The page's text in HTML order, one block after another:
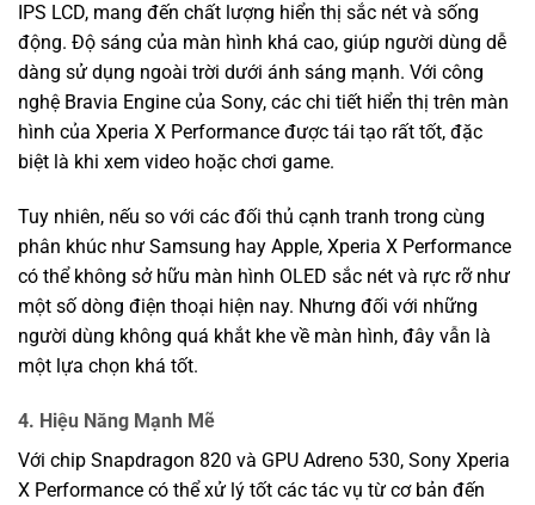
IPS LCD, mang đến chất lượng hiển thị sắc nét và sống
động. Độ sáng của màn hình khá cao, giúp người dùng dễ
dàng sử dụng ngoài trời dưới ánh sáng mạnh. Với công
nghệ Bravia Engine của Sony, các chi tiết hiển thị trên màn
hình của Xperia X Performance được tái tạo rất tốt, đặc
biệt là khi xem video hoặc chơi game.
Tuy nhiên, nếu so với các đối thủ cạnh tranh trong cùng
phân khúc như Samsung hay Apple, Xperia X Performance
có thể không sở hữu màn hình OLED sắc nét và rực rỡ như
một số dòng điện thoại hiện nay. Nhưng đối với những
người dùng không quá khắt khe về màn hình, đây vẫn là
một lựa chọn khá tốt.
4. Hiệu Năng Mạnh Mẽ
Với chip Snapdragon 820 và GPU Adreno 530, Sony Xperia
X Performance có thể xử lý tốt các tác vụ từ cơ bản đến